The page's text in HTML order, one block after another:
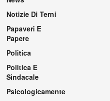
Notizie Di Terni
Papaveri E
Papere
Politica
Politica E
Sindacale
Psicologicamente